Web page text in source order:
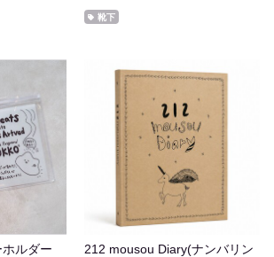
靴下
ルダー
212 mousou Diary(ナンバリン